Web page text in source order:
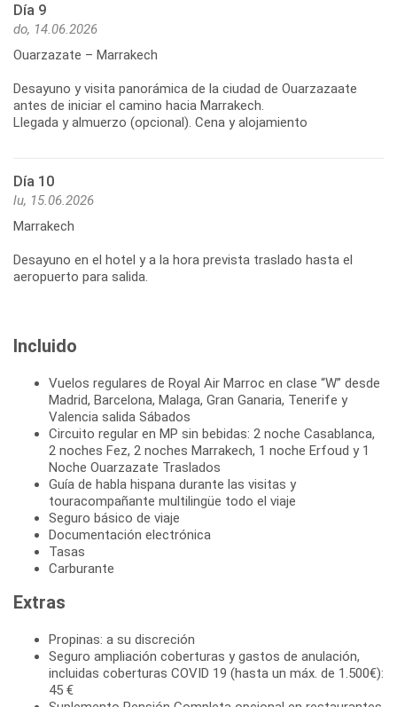
Día 9
do, 14.06.2026
Ouarzazate – Marrakech
Desayuno y visita panorámica de la ciudad de Ouarzazaate
antes de iniciar el camino hacia Marrakech.
Llegada y almuerzo (opcional). Cena y alojamiento
Día 10
lu, 15.06.2026
Marrakech
Desayuno en el hotel y a la hora prevista traslado hasta el
aeropuerto para salida.
Incluido
Vuelos regulares de Royal Air Marroc en clase “W” desde
Madrid, Barcelona, Malaga, Gran Ganaria, Tenerife y
Valencia salida Sábados
Circuito regular en MP sin bebidas: 2 noche Casablanca,
2 noches Fez, 2 noches Marrakech, 1 noche Erfoud y 1
Noche Ouarzazate Traslados
Guía de habla hispana durante las visitas y
touracompañante multilingüe todo el viaje
Seguro básico de viaje
Documentación electrónica
Tasas
Carburante
Extras
Propinas: a su discreción
Seguro ampliación coberturas y gastos de anulación,
incluidas coberturas COVID 19 (hasta un máx. de 1.500€):
45 €